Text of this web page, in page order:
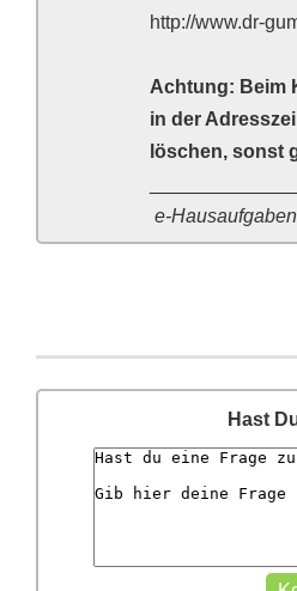
http://www.dr-
Achtung: Beim
in der
löschen, sonst
e-
Hast